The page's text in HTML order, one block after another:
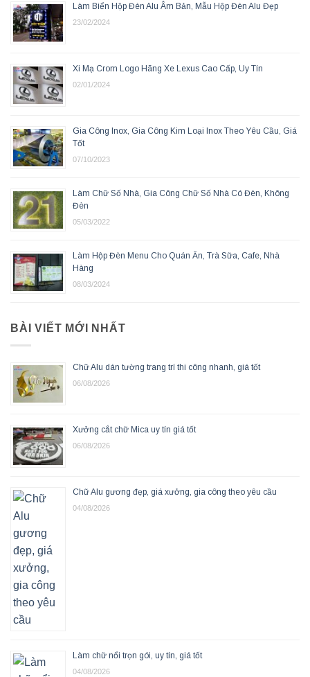
Làm Biển Hộp Đèn Alu Âm Bản, Mẫu Hộp Đèn Alu Đẹp
23/02/2024
Xi Mạ Crom Logo Hãng Xe Lexus Cao Cấp, Uy Tín
02/01/2024
Gia Công Inox, Gia Công Kim Loại Inox Theo Yêu Cầu, Giá
Tốt
07/10/2023
Làm Chữ Số Nhà, Gia Công Chữ Số Nhà Có Đèn, Không
Đèn
05/03/2022
Làm Hộp Đèn Menu Cho Quán Ăn, Trà Sữa, Cafe, Nhà
Hàng
08/03/2024
BÀI VIẾT MỚI NHẤT
Chữ Alu dán tường trang trí thi công nhanh, giá tốt
06/08/2026
Xưởng cắt chữ Mica uy tín giá tốt
06/08/2026
Chữ Alu gương đẹp, giá xưởng, gia công theo yêu cầu
04/08/2026
Làm chữ nổi trọn gói, uy tín, giá tốt
04/08/2026